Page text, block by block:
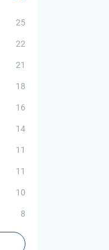
25
22
21
18
16
14
11
11
10
8